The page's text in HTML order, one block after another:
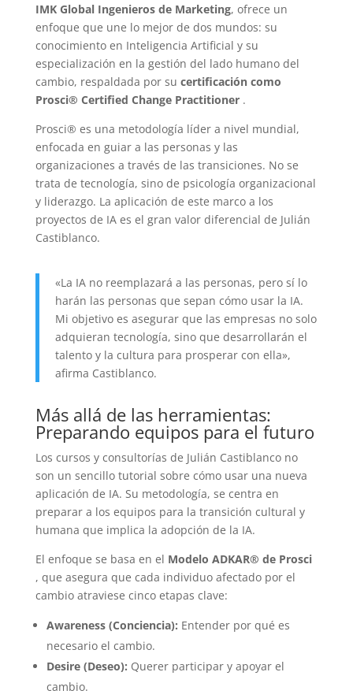
IMK Global Ingenieros de Marketing, ofrece un
enfoque que une lo mejor de dos mundos: su
conocimiento en Inteligencia Artificial y su
especialización en la gestión del lado humano del
cambio, respaldada por su certificación como
Prosci® Certified Change Practitioner.
Prosci® es una metodología líder a nivel mundial,
enfocada en guiar a las personas y las
organizaciones a través de las transiciones. No se
trata de tecnología, sino de psicología organizacional
y liderazgo. La aplicación de este marco a los
proyectos de IA es el gran valor diferencial de Julián
Castiblanco.
«La IA no reemplazará a las personas, pero sí lo
harán las personas que sepan cómo usar la IA.
Mi objetivo es asegurar que las empresas no solo
adquieran tecnología, sino que desarrollarán el
talento y la cultura para prosperar con ella»,
afirma Castiblanco.
Más allá de las herramientas:
Preparando equipos para el futuro
Los cursos y consultorías de Julián Castiblanco no
son un sencillo tutorial sobre cómo usar una nueva
aplicación de IA. Su metodología, se centra en
preparar a los equipos para la transición cultural y
humana que implica la adopción de la IA.
El enfoque se basa en el Modelo ADKAR® de Prosci
, que asegura que cada individuo afectado por el
cambio atraviese cinco etapas clave:
Awareness (Conciencia): Entender por qué es
necesario el cambio.
Desire (Deseo): Querer participar y apoyar el
cambio.